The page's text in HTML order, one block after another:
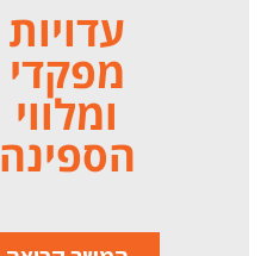
עדויות
מפקדי
ומלווי
הספינה